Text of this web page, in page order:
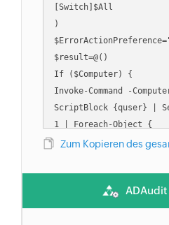
[Switch]$All
)
$result=@()
If ($Computer) {
Invoke-Command -
ScriptBlock {quser} |
1 | Foreach-Object {
$b=$_.trim() -
If ($b[2] -like
$array= ([ordered]@{
'User' = $b[0]
Zum Kopieren des
ADAudit